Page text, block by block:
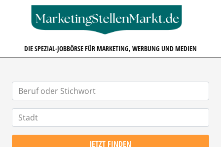
DIE SPEZIAL-JOBBÖRSE FÜR MARKETING, WERBUNG UND MEDIEN
JETZT FINDEN